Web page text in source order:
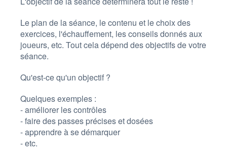
Le plan de la séance, le contenu et le choix des
exercices, l'échauffement, les conseils donnés aux
joueurs, etc. Tout cela dépend des objectifs de votre
séance.
Qu'est-ce qu'un objectif ?
Quelques exemples :
- améliorer les contrôles
- faire des passes précises et dosées
- apprendre à se démarquer
- etc.